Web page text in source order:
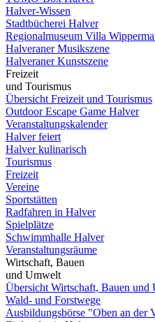
Halver-Wissen
Stadtbücherei Halver
Regionalmuseum Villa
Halveraner Musikszene
Halveraner Kunstszene
Freizeit
und Tourismus
Übersicht Freizeit und Tourismus
Outdoor Escape Game Halver
Veranstaltungskalender
Halver feiert
Halver kulinarisch
Tourismus
Freizeit
Vereine
Sportstätten
Radfahren in Halver
Spielplätze
Schwimmhalle Halver
Veranstaltungsräume
Wirtschaft, Bauen
und Umwelt
Übersicht Wirtschaft, Bauen und
Wald- und Forstwege
Ausbildungsbörse "Oben an der